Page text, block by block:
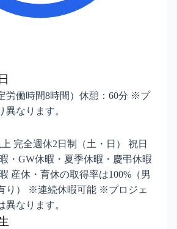
労働時間8時間）休憩：60分 ※プ
異なります。
完全週休2日制（土・日） 祝日
・GW休暇・夏季休暇・慶弔休暇
産休・育休の取得率は100%（男
り） ※連続休暇可能 ※プロジェ
異なります。